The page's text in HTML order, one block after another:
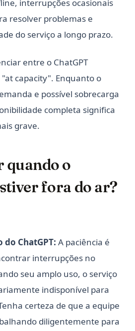
interrupções ocasionais
resolver problemas e
do serviço a longo prazo.
entre o ChatGPT
capacity". Enquanto o
e possível sobrecarga
completa significa
grave.
quando o
fora do ar?
ChatGPT: A paciência é
interrupções no
seu amplo uso, o serviço
indisponível para
certeza de que a equipe
diligentemente para